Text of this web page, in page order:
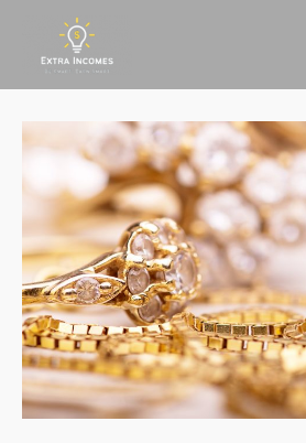
contenu